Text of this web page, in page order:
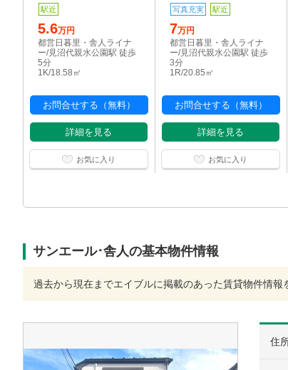
駅近
5.6万円
都営日暮里・舎人ライナ
ー/見沼代親水公園駅 徒歩
5分
1K/18.58㎡
お問合せする（無料）
詳細を見る
お気に入り
写真充実 駅近
7万円
都営日暮里・舎人ライナ
ー/見沼代親水公園駅 徒歩
3分
1R/20.85㎡
お問合せする（無料）
詳細を見る
お気に入り
サンエール･舎人の基本物件情報
過去から現在までエイブルに掲載のあった賃貸物件情報
住